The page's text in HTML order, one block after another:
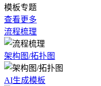
模板专题
查看更多
流程梳理
架构图/拓扑图
AI生成模板